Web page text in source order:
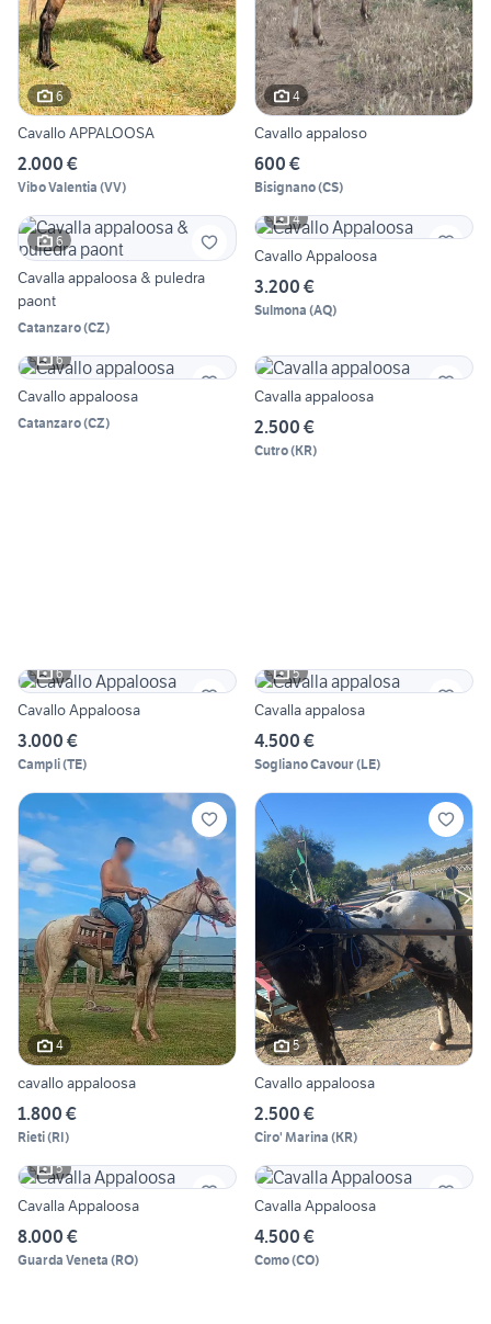
6
Cavallo APPALOOSA
2.000 €
Vibo Valentia (VV)
4
Cavallo appaloso
600 €
Bisignano(CS)
6
Cavalla appaloosa & puledra
paont
Catanzaro(CZ)
4
Cavallo Appaloosa
3.200 €
Sulmona (AQ)
6
Cavallo appaloosa
Catanzaro(CZ)
Cavalla appaloosa
2.500 €
Cutro(KR)
6
Cavallo Appaloosa
3.000 €
Campli(TE)
5
Cavalla appalosa
4.500 €
Sogliano Cavour(LE)
4
cavallo appaloosa
1.800 €
Rieti(RI)
5
Cavallo appaloosa
2.500 €
Ciro' Marina (KR)
5
Cavalla Appaloosa
8.000 €
Guarda Veneta (RO)
Cavalla Appaloosa
4.500 €
Como(CO)